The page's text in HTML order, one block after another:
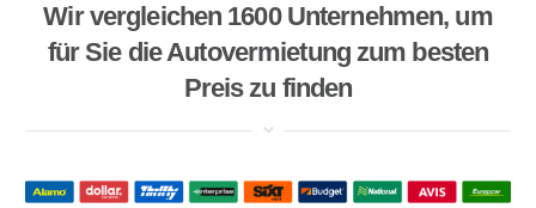
Wir vergleichen 1600 Unternehmen, um
für Sie die Autovermietung zum besten
Preis zu finden